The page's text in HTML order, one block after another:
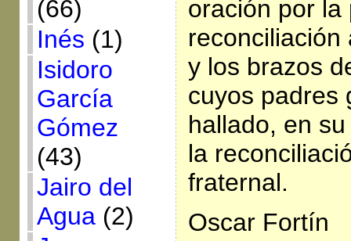
(66)
Inés (1)
Isidoro
García
Gómez
(43)
Jairo del
Agua(2)
oración por la
reconciliación
y los brazos
cuyos padres
hallado, en
la
fraternal.
Oscar Fortín